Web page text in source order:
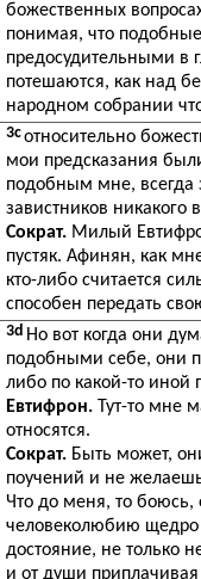
божественных
понимая, что
предосудительными в
потешаются, как над
народном собрании
3cотносительно
мои предсказания
подобным мне, всегда
завистников
Сократ. Милый
пустяк. Афинян, как
кто-либо считается
способен передать
3d Но вот когда они
подобными себе, они
либо по какой-то иной
Евтифрон. Тут-то мне
относятся.
Сократ. Быть может,
поучений и не
Что до меня, то боюсь,
человеколюбию щедро
достояние, не только
и от души